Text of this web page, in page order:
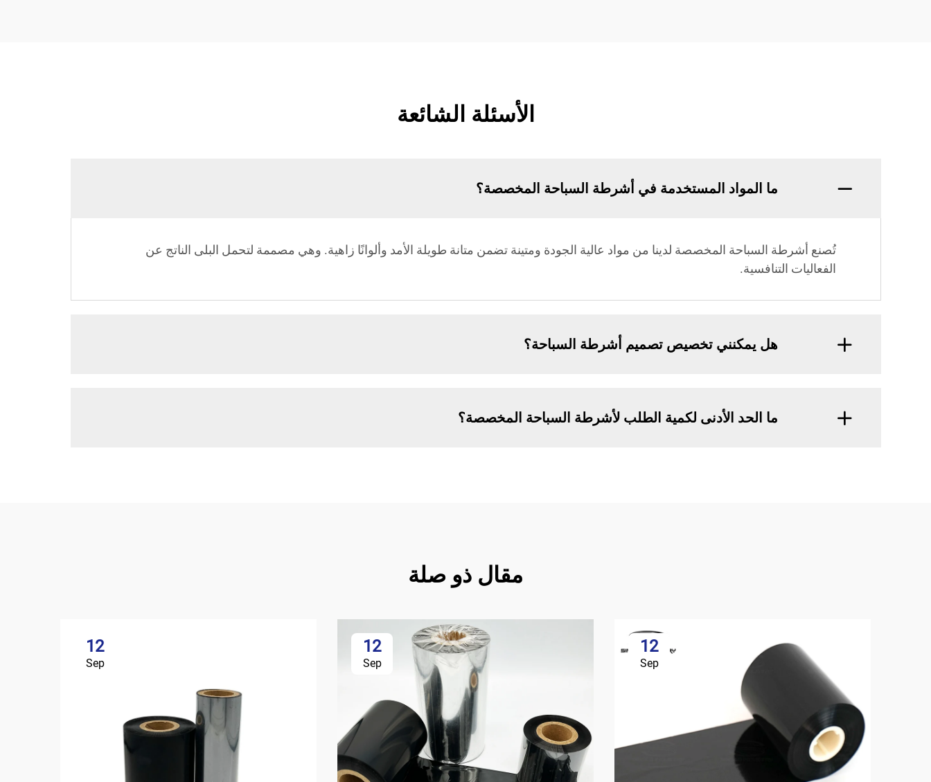
الأسئلة الشائعة
ما المواد المستخدمة في أشرطة السباحة المخصصة؟
تُصنع أشرطة السباحة المخصصة لدينا من مواد عالية الجودة ومتينة تضمن متانة طويلة الأمد وألوانًا زاهية. وهي مصممة لتحمل البلى الناتج عن
الفعاليات التنافسية.
هل يمكنني تخصيص تصميم أشرطة السباحة؟
ما الحد الأدنى لكمية الطلب لأشرطة السباحة المخصصة؟
مقال ذو صلة
12
Sep
12
Sep
12
Sep